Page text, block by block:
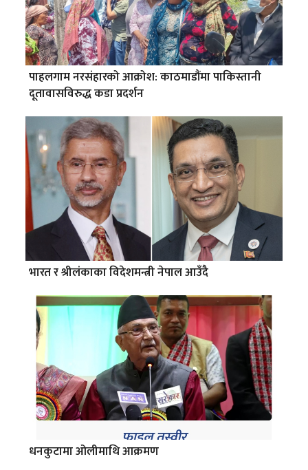
पाहलगाम नरसंहारको आक्रोश: काठमाडौंमा पाकिस्तानी
दूतावासविरुद्ध कडा प्रदर्शन
भारत र श्रीलंकाका विदेशमन्त्री नेपाल आउँदै
धनकुटामा ओलीमाथि आक्रमण